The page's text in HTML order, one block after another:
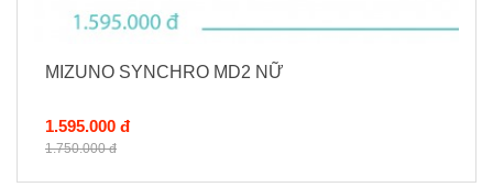
MIZUNO SYNCHRO MD2 NỮ
1.595.000 đ
1.750.000 đ